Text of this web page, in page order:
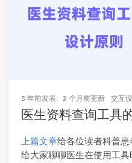
5 年前发表 3 个月前更新 交互
医生资料查询工具
上篇文章给各位读者科普
给大家聊聊医生在使用工